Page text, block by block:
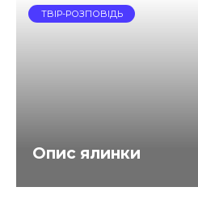
ТВІР-РОЗПОВІДЬ
Опис ялинки